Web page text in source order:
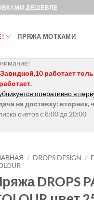
ДЕШЕВЛЕ
ПРЯЖА МОТКАМИ
работает
оперативно в
на доставку: вторник,
счетов с 8:00 до 20:00
/ DROPS DESIGN /
DROPS